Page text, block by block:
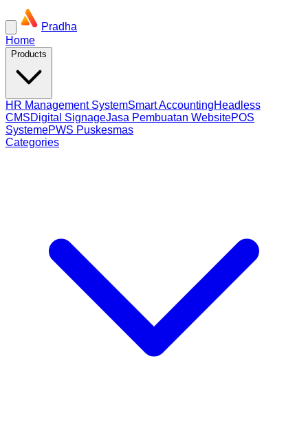
Pradha
Home
Products
HR Management SystemSmart AccountingHeadless
CMSDigital SignageJasa Pembuatan WebsitePOS
SystemePWS Puskesmas
Categories